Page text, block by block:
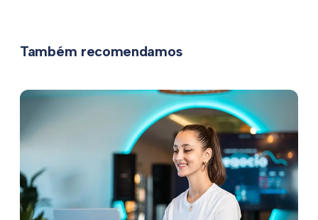
Também recomendamos